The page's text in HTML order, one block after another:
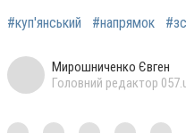
#куп'янський #напрямок
Мирошниченко Євген
Головний редактор